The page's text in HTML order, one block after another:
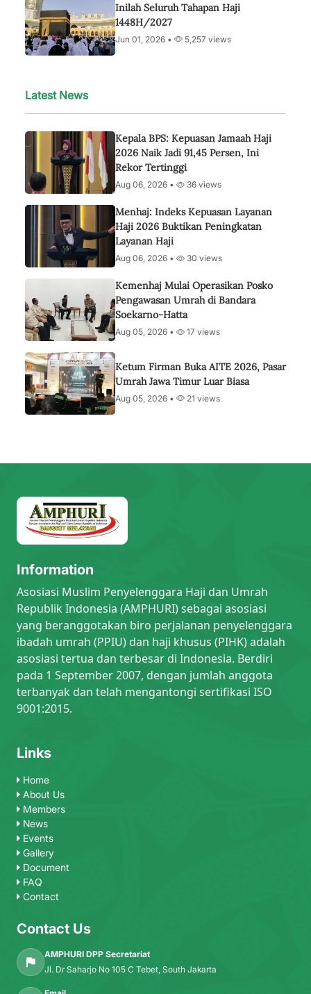
Inilah Seluruh Tahapan Haji
1448H/2027
Jun 01, 2026 • 5,257 views
Latest News
Kepala BPS: Kepuasan Jamaah Haji
2026 Naik Jadi 91,45 Persen, Ini
Rekor Tertinggi
Aug 06, 2026 • 36 views
Menhaj: Indeks Kepuasan Layanan
Haji 2026 Buktikan Peningkatan
Layanan Haji
Aug 06, 2026 • 30 views
Kemenhaj Mulai Operasikan Posko
Pengawasan Umrah di Bandara
Soekarno-Hatta
Aug 05, 2026 • 17 views
Ketum Firman Buka AITE 2026, Pasar
Umrah Jawa Timur Luar Biasa
Aug 05, 2026 • 21 views
Information
Asosiasi Muslim Penyelenggara Haji dan Umrah
Republik Indonesia (AMPHURI) sebagai asosiasi
yang beranggotakan biro perjalanan penyelenggara
ibadah umrah (PPIU) dan haji khusus (PIHK) adalah
asosiasi tertua dan terbesar di Indonesia. Berdiri
pada 1 September 2007, dengan jumlah anggota
terbanyak dan telah mengantongi sertifikasi ISO
9001:2015.
Links
Home
About Us
Members
News
Events
Gallery
Document
FAQ
Contact
Contact Us
AMPHURI DPP Secretariat
Jl. Dr Saharjo No 105 C Tebet, South Jakarta